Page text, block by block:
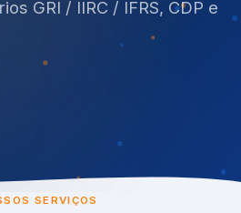
SERVIÇOS